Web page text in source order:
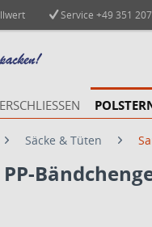
Service +49 351
Säcke & Tüten